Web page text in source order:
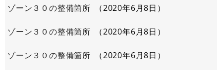
ゾーン３０の整備箇所 2020年6月8日
ゾーン３０の整備箇所 2020年6月8日
ゾーン３０の整備箇所 2020年6月8日